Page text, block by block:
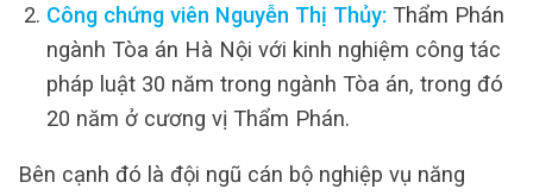
Công chứng viên Nguyễn Thị Thủy: Thẩm Phán
ngành Tòa án Hà Nội với kinh nghiệm công tác
pháp luật 30 năm trong ngành Tòa án, trong đó
20 năm ở cương vị Thẩm Phán.
Bên cạnh đó là đội ngũ cán bộ nghiệp vụ năng